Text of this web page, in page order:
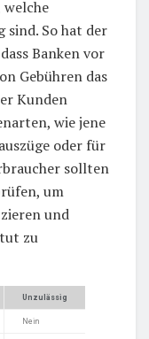
sind. So hat der
Banken vor
Gebühren das
Kunden
wie jene
oder für
sollten
um
und
zu
Unzulässig
Nein